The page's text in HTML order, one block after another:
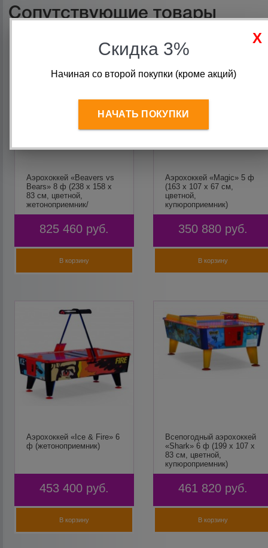
Сопутствующие товары
Аэрохоккей «Beavers vs
Bears» 8 ф (238 х 158 х
83 см, цветной,
жетоноприемник/
купюроприемник)
825 460 руб.
В корзину
Аэрохоккей «Magic» 5 ф
(163 х 107 х 67 см,
цветной,
купюроприемник)
350 880 руб.
В корзину
Аэрохоккей «Ice & Fire» 6
ф (жетоноприемник)
453 400 руб.
В корзину
Всепогодный аэрохоккей
«Shark» 6 ф (199 х 107 х
83 см, цветной,
купюроприемник)
461 820 руб.
В корзину
Скидка 3%
Начиная со второй покупки (кроме акций)
НАЧАТЬ ПОКУПКИ